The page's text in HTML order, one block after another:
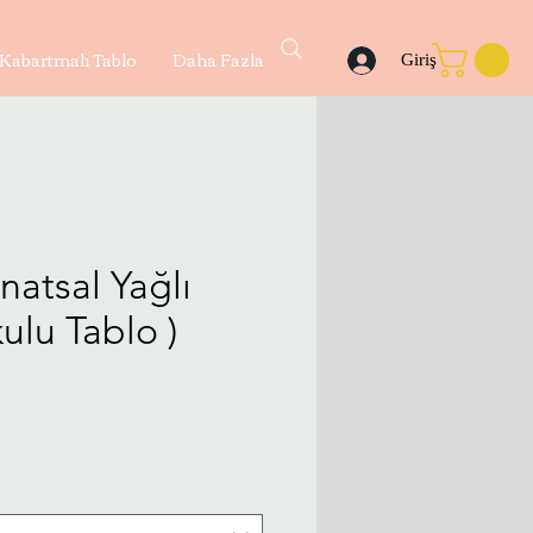
Tablo Daha Fazla Giriş
Yağlı
Tablo )